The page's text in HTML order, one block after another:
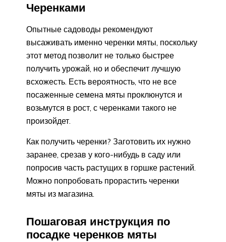
Черенками
Опытные садоводы рекомендуют
высаживать именно черенки мяты, поскольку
этот метод позволит не только быстрее
получить урожай, но и обеспечит лучшую
всхожесть. Есть вероятность, что не все
посаженные семена мяты проклюнутся и
возьмутся в рост, с черенками такого не
произойдет.
Как получить черенки? Заготовить их нужно
заранее, срезав у кого-нибудь в саду или
попросив часть растущих в горшке растений.
Можно попробовать прорастить черенки
мяты из магазина.
Пошаговая инструкция по
посадке черенков мяты